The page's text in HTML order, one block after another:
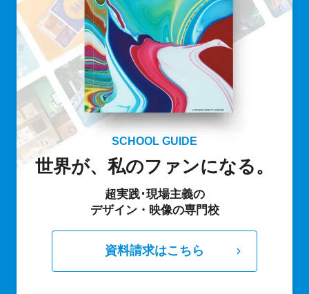
SCHOOL GUIDE
世界が、私のファンになる。
超実践･現場主義の
デザイン・映像の専門校
資料請求はこちら